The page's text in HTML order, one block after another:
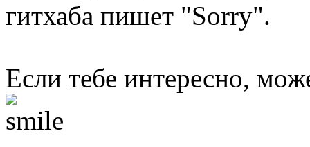
гитхаба пишет "Sorry".
Если тебе интересно,